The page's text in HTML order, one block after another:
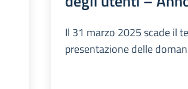
Il 31 marzo 2025 scade il
presentazione delle